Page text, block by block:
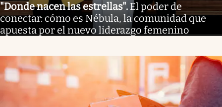
"Donde nacen las estrellas". El poder de
conectar: cómo es Nébula, la comunidad que
apuesta por el nuevo liderazgo femenino